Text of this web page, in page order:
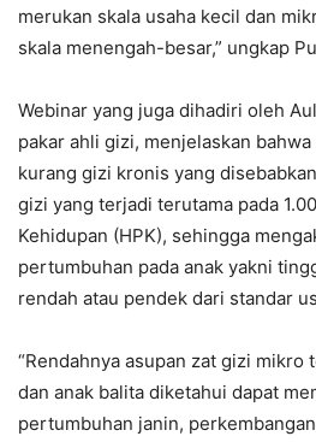
merukan skala usaha kecil dan
skala menengah-besar,” ungkap
Webinar yang juga dihadiri oleh
pakar ahli gizi, menjelaskan bahwa
kurang gizi kronis yang
gizi yang terjadi terutama pada
Kehidupan (HPK), sehingga
pertumbuhan pada anak yakni
rendah atau pendek dari standar
“Rendahnya asupan zat gizi mikro
dan anak balita diketahui dapat
pertumbuhan janin,